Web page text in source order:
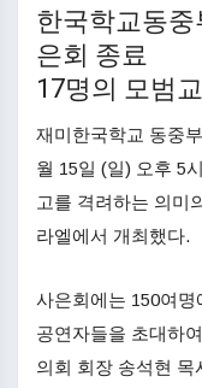
한국학교동
은회 종료
17명의 모범
재미한국학교 동중
월 15일 (일) 오후 5
고를 격려하는 의미
라엘에서 개최했다.
사은회에는 150여
공연자들을 초대하
의회 회장 송석현 목